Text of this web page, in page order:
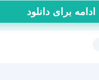
ادامه برای دانلود